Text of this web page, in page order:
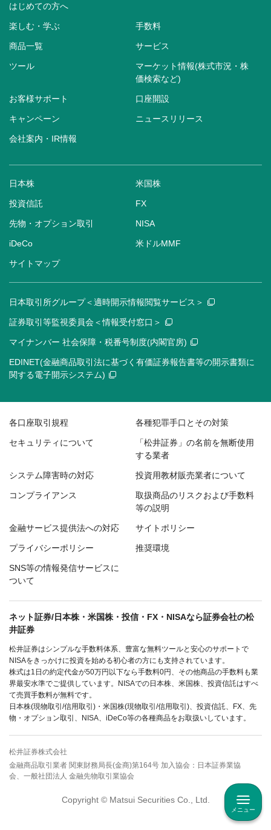
メニュー
はじめての方へ
楽しむ・学ぶ 手数料
商品一覧 サービス
ツール
マーケット情報(株式市況・株
価検索など)
お客様サポート 口座開設
キャンペーン ニュースリリース
会社案内・IR情報
日本株 米国株
投資信託 FX
先物・オプション取引 NISA
iDeCo 米ドルMMF
サイトマップ
日本取引所グループ＜適時開示情報閲覧サービス＞
証券取引等監視委員会＜情報受付窓口＞
マイナンバー 社会保障・税番号制度(内閣官房)
EDINET(金融商品取引法に基づく有価証券報告書等の開示書類に
関する電子開示システム)
各口座取引規程 各種犯罪手口とその対策
セキュリティについて
「松井証券」の名前を無断使用
する業者
システム障害時の対応 投資用教材販売業者について
コンプライアンス
取扱商品のリスクおよび手数料
等の説明
金融サービス提供法への対応 サイトポリシー
プライバシーポリシー 推奨環境
SNS等の情報発信サービスに
ついて
ネット証券/日本株・米国株・投信・FX・NISAなら証券会社の松
井証券
松井証券はシンプルな手数料体系、豊富な無料ツールと安心のサポートで
NISAをきっかけに投資を始める初心者の方にも支持されています。
株式は1日の約定代金が50万円以下なら手数料0円、その他商品の手数料も業
界最安水準でご提供しています。NISAでの日本株、米国株、投資信託はすべ
て売買手数料が無料です。
日本株(現物取引/信用取引)・米国株(現物取引/信用取引)、投資信託、FX、先
物・オプション取引、NISA、iDeCo等の各種商品をお取扱いしています。
松井証券株式会社
金融商品取引業者 関東財務局長(金商)第164号 加入協会：日本証券業協
会、一般社団法人 金融先物取引業協会
Copyright © Matsui Securities Co., Ltd.